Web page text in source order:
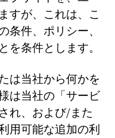
すが、これは、こ
条件、ポリシー、
を条件とします。
は当社から何かを
は当社の「サービ
れ、および/また
用可能な追加の利